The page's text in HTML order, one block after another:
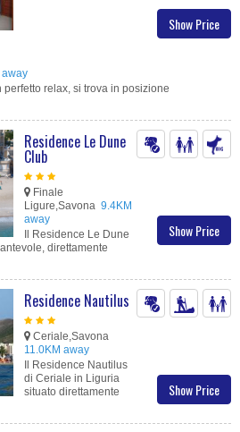
Show Price
away
relax, si trova in posizione
Show Price
Residence Le Dune
Club
Finale
Ligure,Savona 9.4KM
away
Il Residence Le Dune
direttamente
Show Price
Residence Nautilus
Ceriale,Savona
11.0KM away
Il Residence Nautilus
di Ceriale in Liguria
situato direttamente